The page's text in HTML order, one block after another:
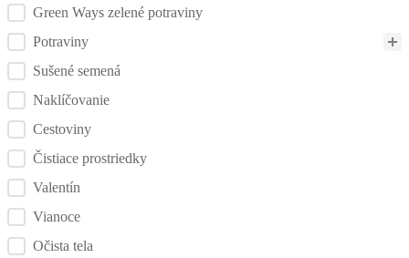
Green Ways zelené potraviny
Potraviny
Sušené semená
Naklíčovanie
Cestoviny
Čistiace prostriedky
Valentín
Vianoce
Očista tela